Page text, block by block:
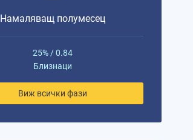
Намаляващ полумесец
25% / 0.84
Близнаци
Виж всички фази